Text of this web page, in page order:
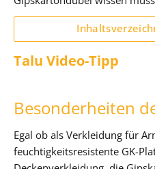
Talu Video-Tipp
Besonderheiten
Egal ob als Verkleidung für
feuchtigkeitsresistente GK-